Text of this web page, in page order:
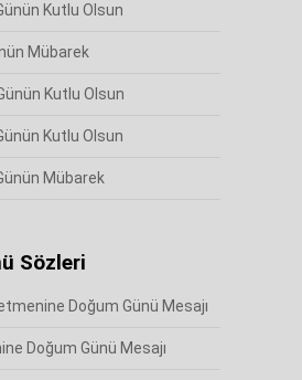
Kutlu Olsun
Mübarek
Kutlu Olsun
Kutlu Olsun
Mübarek
Sözleri
Doğum Günü Mesajı
Doğum Günü Mesajı